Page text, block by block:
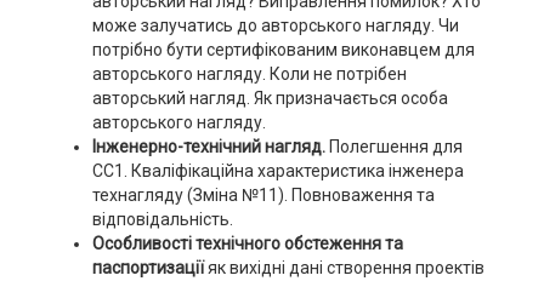
може залучатись до авторського нагляду. Чи
потрібно бути сертифікованим виконавцем для
авторського нагляду. Коли не потрібен
авторський нагляд. Як призначається особа
авторського нагляду.
Інженерно-технічний нагляд.Полегшення для
СС1. Кваліфікаційна характеристика інженера
технагляду (Зміна №11). Повноваження та
відповідальність.
Особливості технічного обстеження та
паспортизаціїяк вихідні дані створення проектів